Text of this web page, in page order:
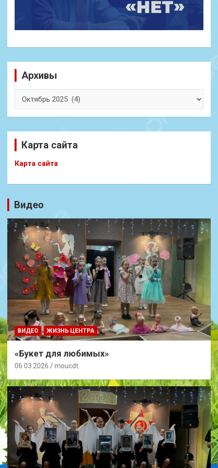
Архивы
Карта сайта
Карта сайта
Видео
ВИДЕО ЖИЗНЬ ЦЕНТРА
«Букет для любимых»
06.03.2026 moucdt